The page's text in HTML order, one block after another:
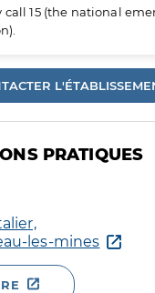
15 (the national
PRATIQUES
les-mines